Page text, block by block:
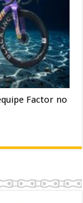
Factor no